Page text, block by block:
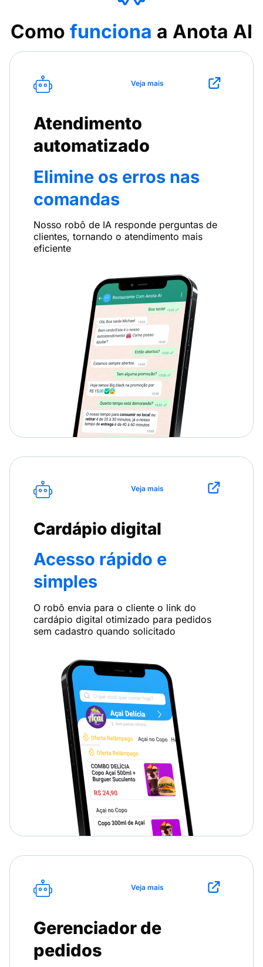
Como funciona a Anota AI
Veja mais
Atendimento
automatizado
Elimine os erros nas
comandas
Nosso robô de IA responde perguntas de
clientes, tornando o atendimento mais
eficiente
Veja mais
Cardápio digital
Acesso rápido e
simples
O robô envia para o cliente o link do
cardápio digital otimizado para pedidos
sem cadastro quando solicitado
Veja mais
Gerenciador de
pedidos